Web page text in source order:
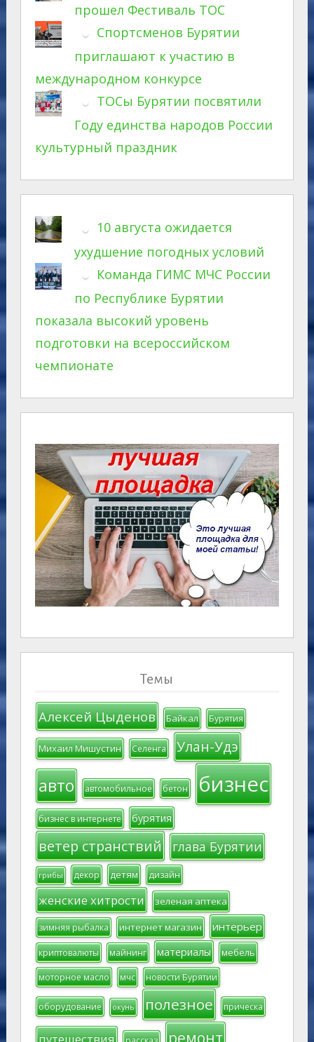
прошел Фестиваль ТОС
Спортсменов Бурятии
приглашают к участию в
международном конкурсе
ТОСы Бурятии посвятили
Году единства народов России
культурный праздник
10 августа ожидается
ухудшение погодных условий
Команда ГИМС МЧС России
по Республике Бурятии
показала высокий уровень
подготовки на всероссийском
чемпионате
Темы
Алексей Цыденов Байкал Бурятия
Михаил Мишустин Селенга Улан-Удэ
авто автомобильное бетон бизнес
бизнес в интернете бурятия
ветер странствий глава Бурятии
грибы декор детям дизайн
женские хитрости зеленая аптека
зимняя рыбалка интернет магазин интерьер
криптовалюты майнинг материалы мебель
моторное масло мчс новости Бурятии
оборудование окунь полезное прическа
путешествия ремонт